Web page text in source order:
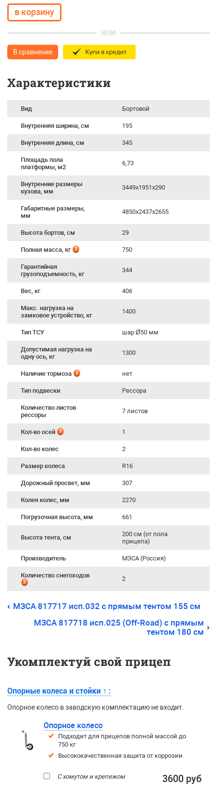
ИЛИ
В сравнение
Характеристики
Вид Бортовой
Внутренняя ширина, см 195
Внутренняя длина, см 345
Площадь пола
платформы, м2
6,73
Внутренние размеры
кузова, мм
3449x1951x290
Габаритные размеры,
мм
4850x2437x2655
Высота бортов, см 29
Полная масса, кг 750
Гарантийная
грузоподъемность, кг
344
Вес, кг 406
Макс. нагрузка на
замковое устройство, кг
1400
Тип ТСУ шар Ø50 мм
Допустимая нагрузка на
одну ось, кг
1300
Наличие тормоза нет
Тип подвески Рессора
Количество листов
рессоры
7 листов
Кол-во осей 1
Кол-во колес 2
Размер колеса R16
Дорожный просвет, мм 307
Колея колес, мм 2270
Погрузочная высота, мм 661
Высота тента, см
200 см (от пола
прицепа)
Производитель МЗСА (Россия)
Количество снегоходов 2
МЗСА 817717 исп.032 с прямым тентом 155 см
МЗСА 817718 исп.025 (Off-Road) с прямым
тентом 180 см
Укомплектуй свой прицеп
Опорные колеса и стойки ↑ :
Опорное колесо в заводскую комплектацию не входит.
Опорное колесо
Подходит для прицепов полной массой до
750 кг
Высококачественная защита от коррозии
С хомутом и крепежом 3600 руб